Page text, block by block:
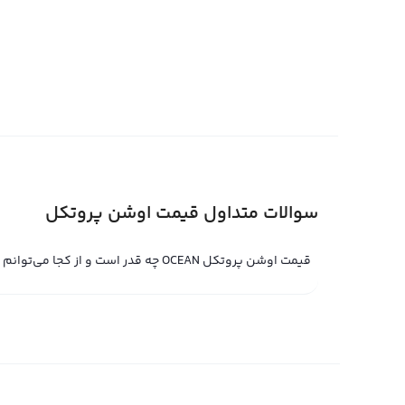
قیمت لحظه ای اوشن پروتکل
اتریوم به عنوان ارزهای مبادله‌ای مطرح شده‌اند، اما با
سوالات متداول قیمت اوشن پروتکل
قیمت اوشن پروتکل OCEAN چه قدر است و از کجا می‌توانم مشاهده کنم؟